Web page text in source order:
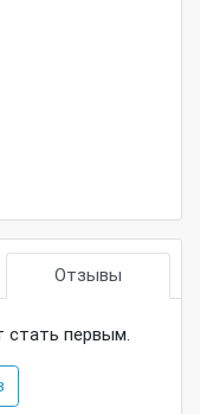
Отзывы
первым.